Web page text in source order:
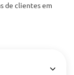
de clientes em